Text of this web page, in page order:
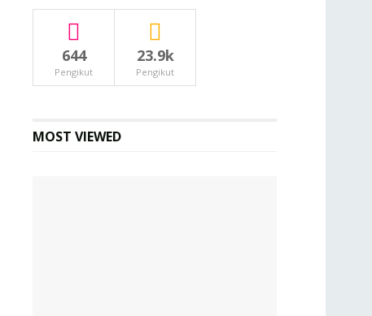
644
Pengikut
23.9k
Pengikut
MOST VIEWED